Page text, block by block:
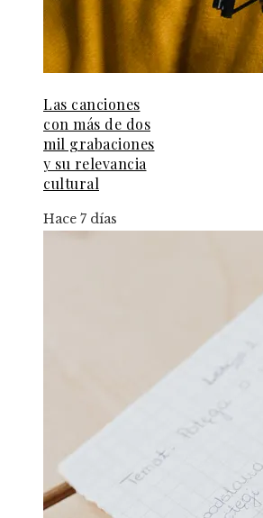
Las canciones
con más de dos
mil grabaciones
y su relevancia
cultural
Hace 7 días